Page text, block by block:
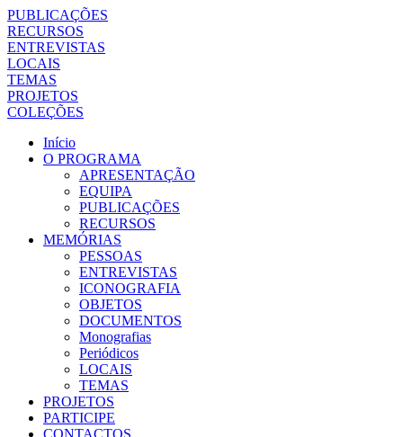
PUBLICAÇÕES
RECURSOS
ENTREVISTAS
LOCAIS
TEMAS
PROJETOS
COLEÇÕES
Início
O PROGRAMA
APRESENTAÇÃO
EQUIPA
PUBLICAÇÕES
RECURSOS
MEMÓRIAS
PESSOAS
ENTREVISTAS
ICONOGRAFIA
OBJETOS
DOCUMENTOS
Monografias
Periódicos
LOCAIS
TEMAS
PROJETOS
PARTICIPE
CONTACTOS